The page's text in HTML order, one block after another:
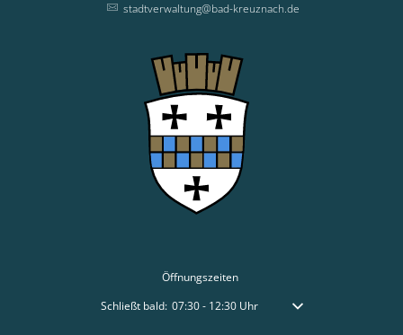
stadtverwaltung@bad-kreuznach.de
Öffnungszeiten
Klicken, um weitere Öffnungs- oder Schließzeiten
Schließt bald: 07:30- 12:30Uhr Von 07:30 bis 12:30 Uhr